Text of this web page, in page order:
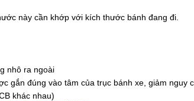
này cần khớp với kích thước bánh đang đi.
nhô ra ngoài
đúng vào tâm của trục bánh xe, giảm nguy
khác nhau)